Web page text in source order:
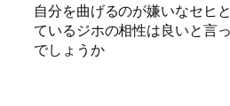
自分を曲げるのが嫌いなセヒ
ているジホの相性は良いと言
でしょうか